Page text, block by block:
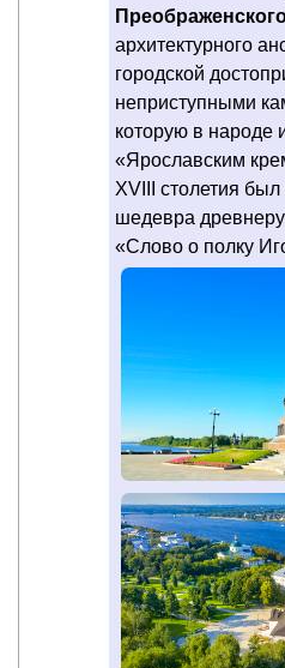
архитектурного
городской
неприступными
которую в народе
«Ярославским
XVIII столетия
шедевра
«Слово о полку